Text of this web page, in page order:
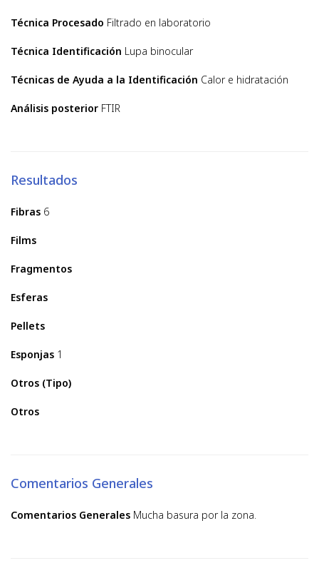
Técnica Procesado Filtrado en laboratorio
Técnica Identificación Lupa binocular
Técnicas de Ayuda a la Identificación Calor e hidratación
Análisis posterior FTIR
Resultados
Fibras 6
Films
Fragmentos
Esferas
Pellets
Esponjas 1
Otros (Tipo)
Otros
Comentarios Generales
Comentarios Generales Mucha basura por la zona.